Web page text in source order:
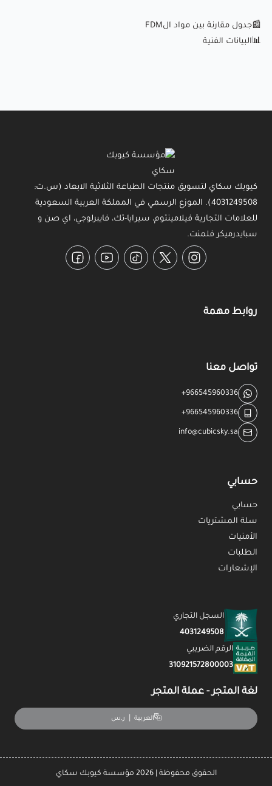
📰جدول مقارنة بين مواد الFDM
📊البيانات الفنية
كيوبك سكاي لتسويق منتجات الطباعة الثلاثية الابعاد (س.ت:
4031249508). الموزع الرسمي في المملكة العربية السعودية
للعلامات التجارية فيلامينتوم، سيرايا-تك، فايبرلوجي، اي صن و
سبايدرميكر فلمنت.
Instagram
Twitter
TikTok
YouTube
Facebook
روابط مهمة
تواصل معنا
+966545960336
+966545960336
info@cubicsky.sa
حسابي
حسابي
سلة المشتريات
الأمنيات
الطلبات
الإشعارات
السجل التجاري
4031249508
الرقم الضريبي
310921572800003
لغة المتجر - عملة المتجر
العربية ر.س
الحقوق محفوظة | 2026 مؤسسة كيوبك سكاي